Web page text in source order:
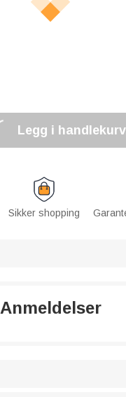
Legg i
Sikker shopping
Anmeldelser